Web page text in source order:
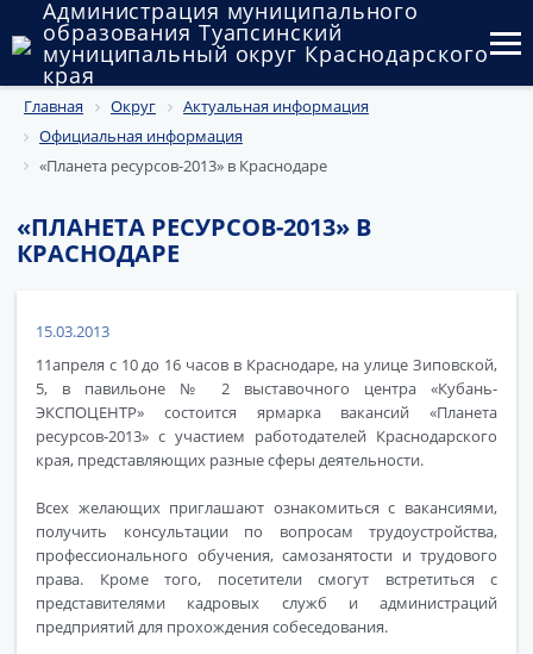
Администрация муниципального
образования Туапсинский
муниципальный округ Краснодарского
края
Округ
Администрация
Муниципальные закупки
Государственный и муниципальный контроль
Муниципальное имущество
Публичные слушания и общественные обсуждения
Документы
Главная Округ
Актуальная информация
Официальная информация
«Планета ресурсов-2013» в Краснодаре
«ПЛАНЕТА РЕСУРСОВ-2013» В
КРАСНОДАРЕ
15.03.2013
11апреля с 10 до 16 часов в Краснодаре, на улице Зиповской,
5, в павильоне № 2 выставочного центра «Кубань-
ЭКСПОЦЕНТР» состоится ярмарка вакансий «Планета
ресурсов-2013» с участием работодателей Краснодарского
края, представляющих разные сферы деятельности.
Всех желающих приглашают ознакомиться с вакансиями,
получить консультации по вопросам трудоустройства,
профессионального обучения, самозанятости и трудового
права. Кроме того, посетители смогут встретиться с
представителями кадровых служб и администраций
предприятий для прохождения собеседования.